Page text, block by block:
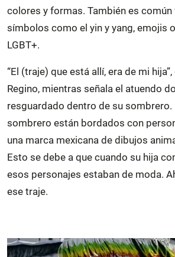
colores y formas. También es común
símbolos como el yin y yang, emojis
LGBT+.
“El (traje) que está allí, era de mi
Regino, mientras señala el atuendo
resguardado dentro de su sombrero.
sombrero están bordados con
una marca mexicana de dibujos
Esto se debe a que cuando su hija
esos personajes estaban de moda.
ese traje.